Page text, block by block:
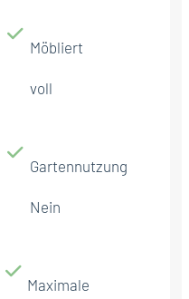
Möbliert
voll
Gartennutzung
Nein
Maximale